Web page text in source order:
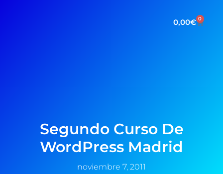
0,00€ 0
Segundo Curso De
WordPress Madrid
noviembre 7, 2011